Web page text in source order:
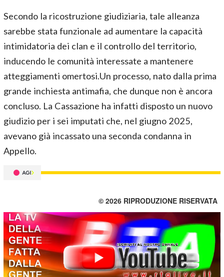
Secondo la ricostruzione giudiziaria, tale alleanza
sarebbe stata funzionale ad aumentare la capacità
intimidatoria dei clan e il controllo del territorio,
inducendo le comunità interessate a mantenere
atteggiamenti omertosi.Un processo, nato dalla prima
grande inchiesta antimafia, che dunque non è ancora
concluso. La Cassazione ha infatti disposto un nuovo
giudizio per i sei imputati che, nel giugno 2025,
avevano già incassato una seconda condanna in
Appello.
© 2026 RIPRODUZIONE RISERVATA